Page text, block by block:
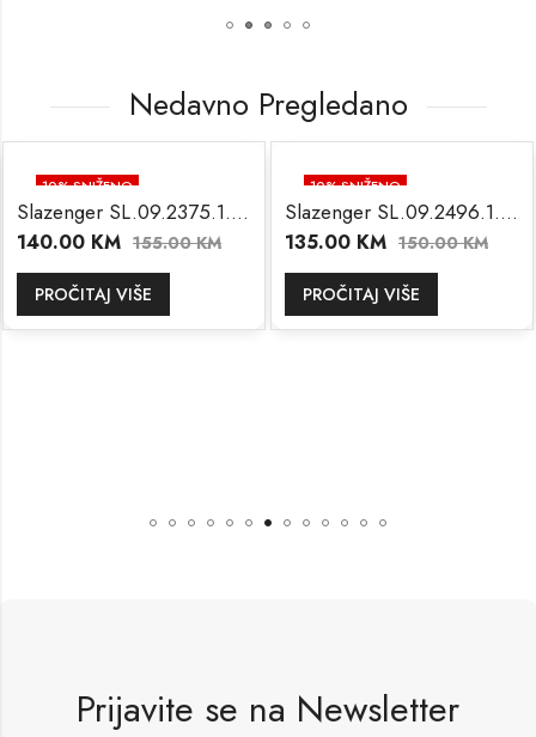
Nedavno Pregledano
10% SNIŽENO
NEMA NA STANJU
Slazenger SL.09.2375.1.06
KM 155.00KM
PROČITAJ VIŠE
10% SNIŽENO
NEMA NA STANJU
Slazenger SL.09.2496.1.04
135.00KM 150.00KM
PROČITAJ VIŠE
Prijavite se na Newsletter